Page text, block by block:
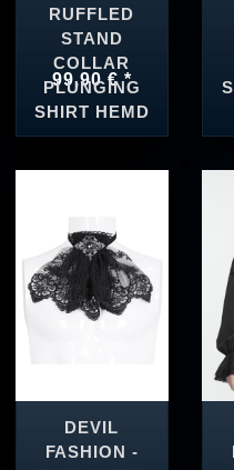
RUFFLED
STAND
COLLAR
PLUNGING
SHIRT HEMD
99,90 € *
DEVIL
FASHION -